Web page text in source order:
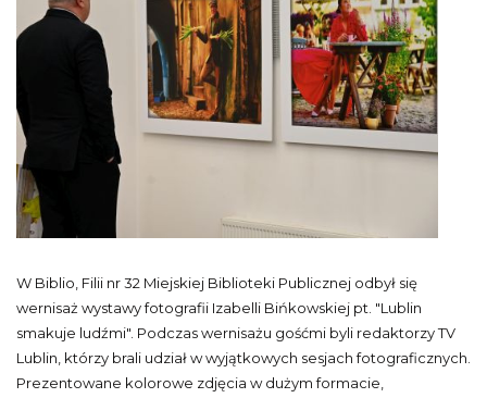
W Biblio, Filii nr 32 Miejskiej Biblioteki Publicznej odbył się
wernisaż wystawy fotografii Izabelli Bińkowskiej pt. "Lublin
smakuje ludźmi". Podczas wernisażu gośćmi byli redaktorzy TV
Lublin, którzy brali udział w wyjątkowych sesjach fotograficznych.
Prezentowane kolorowe zdjęcia w dużym formacie,